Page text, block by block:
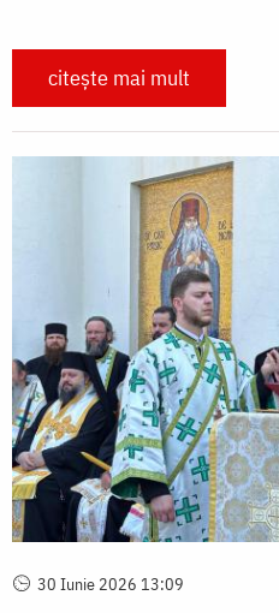
citește mai mult
30 Iunie 2026 13:09